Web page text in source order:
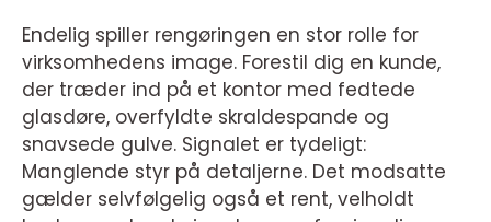
Endelig spiller rengøringen en stor rolle for
virksomhedens image. Forestil dig en kunde,
der træder ind på et kontor med fedtede
glasdøre, overfyldte skraldespande og
snavsede gulve. Signalet er tydeligt:
Manglende styr på detaljerne. Det modsatte
gælder selvfølgelig også et rent, velholdt